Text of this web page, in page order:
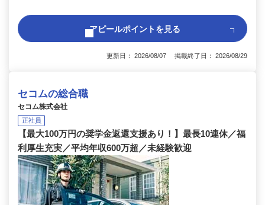
アピールポイントを見る
更新日： 2026/08/07 掲載終了日： 2026/08/29
セコムの総合職
セコム株式会社
正社員
【最大100万円の奨学金返還支援あり！】最長10連休／福
利厚生充実／平均年収600万超／未経験歓迎